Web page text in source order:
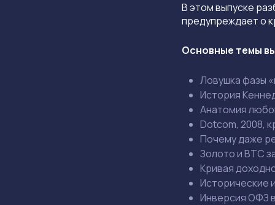
В этом выпуске
предупреждает о
Основные темы
Ловушка фазы
История
Анатомия
Dotcom, 2008,
Почему даже
Золото и BTC
Кривая
Исторические
Инверсия ОФЗ